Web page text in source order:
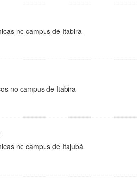
no campus de Itabira
no campus de Itabira
no campus de Itajubá